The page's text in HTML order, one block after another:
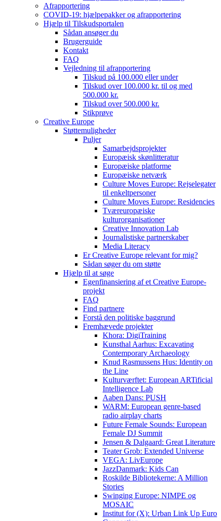
Afrapportering
COVID-19: hjælpepakker og afrapportering
Hjælp til Tilskudsportalen
Sådan ansøger du
Brugerguide
Kontakt
FAQ
Vejledning til afrapportering
Tilskud på 100.000 eller under
Tilskud over 100.000 kr. til og med
500.000 kr.
Tilskud over 500.000 kr.
Stikprøve
Creative Europe
Støttemuligheder
Puljer
Samarbejdsprojekter
Europæisk skønlitteratur
Europæiske platforme
Europæiske netværk
Culture Moves Europe: Rejselegater
til enkeltpersoner
Culture Moves Europe: Residencies
Tværeuropæiske
kulturorganisationer
Creative Innovation Lab
Journalistiske partnerskaber
Media Literacy
Er Creative Europe relevant for mig?
Sådan søger du om støtte
Hjælp til at søge
Egenfinansiering af et Creative Europe-
projekt
FAQ
Find partnere
Forstå den politiske baggrund
Fremhævede projekter
Khora: DigiTraining
Kunsthal Aarhus: Excavating
Contemporary Archaeology
Knud Rasmussens Hus: Identity on
the Line
Kulturværftet: European ARTificial
Intelligence Lab
Aaben Dans: PUSH
WARM: European genre-based
radio airplay charts
Future Female Sounds: European
Female DJ Summit
Jensen & Dalgaard: Great Literature
Teater Grob: Extended Universe
VEGA: LivEurope
JazzDanmark: Kids Can
Roskilde Bibliotekerne: A Million
Stories
Swinging Europe: NIMPE og
MOSAIC
Institut for (X): Urban Link Up Euro